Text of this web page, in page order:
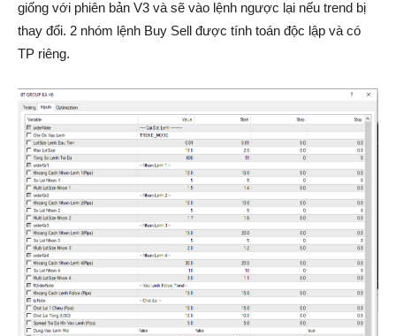
giống với phiên bản V3 và sẽ vào lệnh ngược lại nếu trend bị
thay đổi. 2 nhóm lệnh Buy Sell được tính toán độc lập và có
TP riêng.